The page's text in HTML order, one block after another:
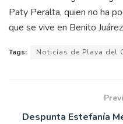
Paty Peralta, quien no ha
que se vive en Benito
Tags: Noticias de Playa del
Despunta Estefanía